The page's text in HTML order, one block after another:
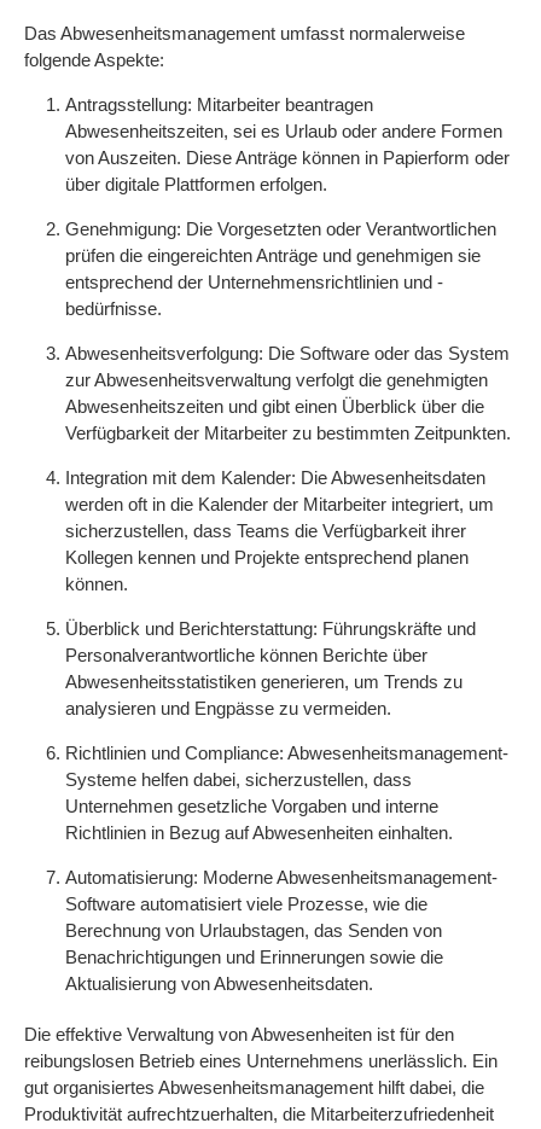
Das Abwesenheitsmanagement umfasst normalerweise
folgende Aspekte:
Antragsstellung: Mitarbeiter beantragen
Abwesenheitszeiten, sei es Urlaub oder andere Formen
von Auszeiten. Diese Anträge können in Papierform oder
über digitale Plattformen erfolgen.
Genehmigung: Die Vorgesetzten oder Verantwortlichen
prüfen die eingereichten Anträge und genehmigen sie
entsprechend der Unternehmensrichtlinien und -
bedürfnisse.
Abwesenheitsverfolgung: Die Software oder das System
zur Abwesenheitsverwaltung verfolgt die genehmigten
Abwesenheitszeiten und gibt einen Überblick über die
Verfügbarkeit der Mitarbeiter zu bestimmten Zeitpunkten.
Integration mit dem Kalender: Die Abwesenheitsdaten
werden oft in die Kalender der Mitarbeiter integriert, um
sicherzustellen, dass Teams die Verfügbarkeit ihrer
Kollegen kennen und Projekte entsprechend planen
können.
Überblick und Berichterstattung: Führungskräfte und
Personalverantwortliche können Berichte über
Abwesenheitsstatistiken generieren, um Trends zu
analysieren und Engpässe zu vermeiden.
Richtlinien und Compliance: Abwesenheitsmanagement-
Systeme helfen dabei, sicherzustellen, dass
Unternehmen gesetzliche Vorgaben und interne
Richtlinien in Bezug auf Abwesenheiten einhalten.
Automatisierung: Moderne Abwesenheitsmanagement-
Software automatisiert viele Prozesse, wie die
Berechnung von Urlaubstagen, das Senden von
Benachrichtigungen und Erinnerungen sowie die
Aktualisierung von Abwesenheitsdaten.
Die effektive Verwaltung von Abwesenheiten ist für den
reibungslosen Betrieb eines Unternehmens unerlässlich. Ein
gut organisiertes Abwesenheitsmanagement hilft dabei, die
Produktivität aufrechtzuerhalten, die Mitarbeiterzufriedenheit